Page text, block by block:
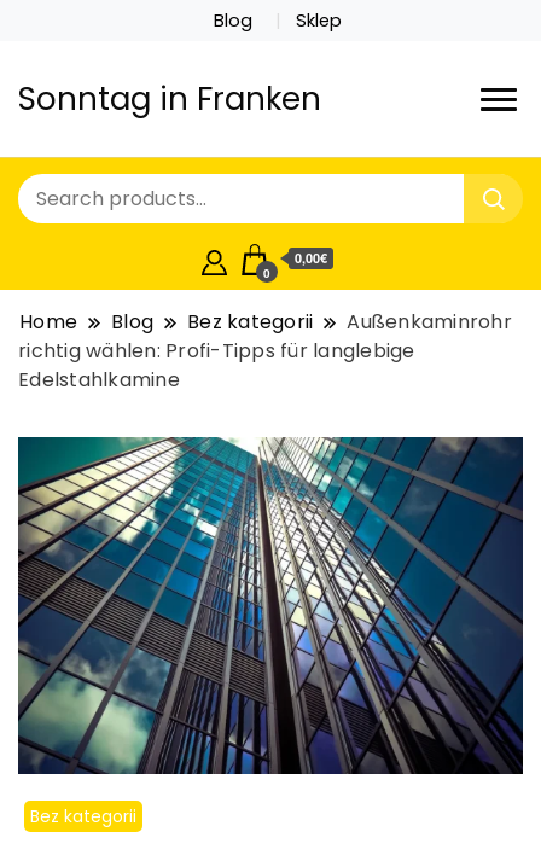
Blog Sklep
Sonntag in Franken
0
0,00€
Home Blog Bez kategorii
Außenkaminrohr
richtig wählen: Profi-Tipps für langlebige
Edelstahlkamine
Bez kategorii